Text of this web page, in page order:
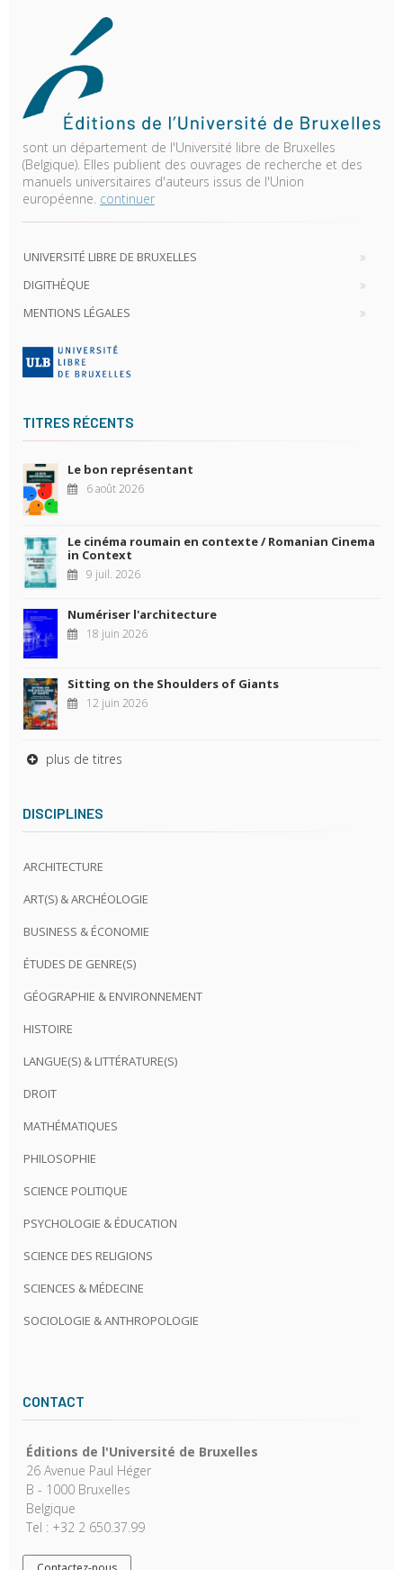
sont un département de l'Université libre de Bruxelles
(Belgique). Elles publient des ouvrages de recherche et des
manuels universitaires d'auteurs issus de l'Union
européenne. continuer
UNIVERSITÉ LIBRE DE BRUXELLES
DIGITHÈQUE
MENTIONS LÉGALES
TITRES RÉCENTS
Le bon représentant
6 août 2026
Le cinéma roumain en contexte / Romanian Cinema
in Context
9 juil. 2026
Numériser l'architecture
18 juin 2026
Sitting on the Shoulders of Giants
12 juin 2026
plus de titres
DISCIPLINES
ARCHITECTURE
ART(S) & ARCHÉOLOGIE
BUSINESS & ÉCONOMIE
ÉTUDES DE GENRE(S)
GÉOGRAPHIE & ENVIRONNEMENT
HISTOIRE
LANGUE(S) & LITTÉRATURE(S)
DROIT
MATHÉMATIQUES
PHILOSOPHIE
SCIENCE POLITIQUE
PSYCHOLOGIE & ÉDUCATION
SCIENCE DES RELIGIONS
SCIENCES & MÉDECINE
SOCIOLOGIE & ANTHROPOLOGIE
CONTACT
Éditions de l'Université de Bruxelles
26 Avenue Paul Héger
B - 1000 Bruxelles
Belgique
Tel : +32 2 650.37.99